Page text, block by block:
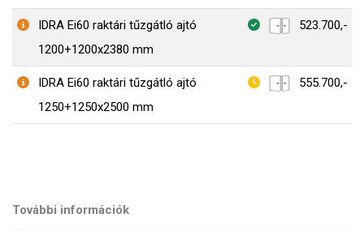
IDRA Ei60 raktári tűzgátló ajtó
1200+1200x2380 mm
523.700,-
IDRA Ei60 raktári tűzgátló ajtó
1250+1250x2500 mm
555.700,-
További információk